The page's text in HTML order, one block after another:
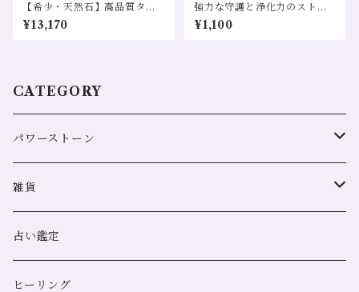
【希少・天然石】高品質タイ
チンルチルクォーツ SA 直径11
㎜ 1粒
¥13,170
強力な守護と浄化力のストラ
ップ
¥1,100
CATEGORY
パワーストーン
全体運
恋愛
金運
雑貨
浄化用
スマッジングミスト
占い鑑定
ヒーリング